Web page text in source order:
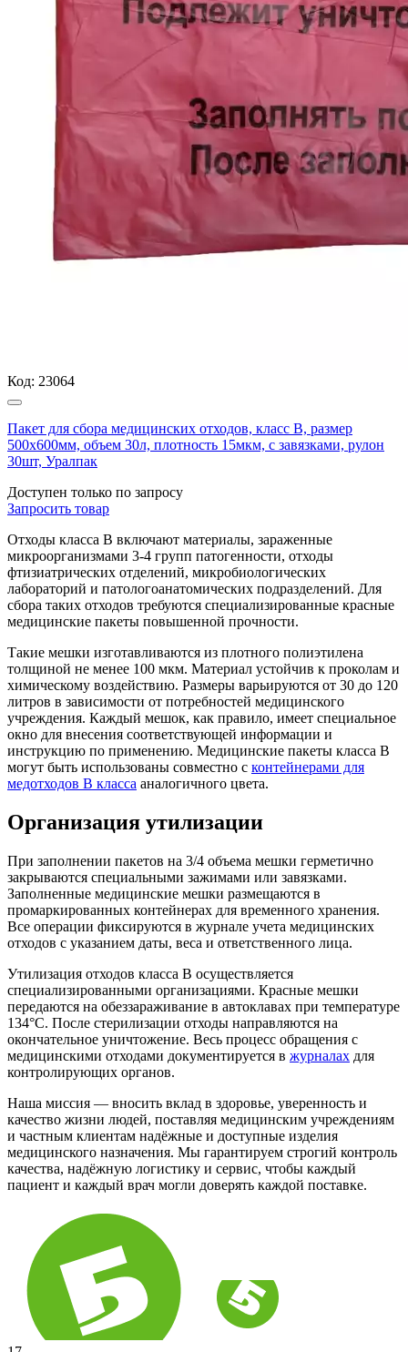
Код: 23064
Пакет для сбора медицинских отходов, класс В, размер
500х600мм, объем 30л, плотность 15мкм, с завязками, рулон
30шт, Уралпак
Доступен только по запросу
Запросить товар
Отходы класса В включают материалы, зараженные
микроорганизмами 3-4 групп патогенности, отходы
фтизиатрических отделений, микробиологических
лабораторий и патологоанатомических подразделений. Для
сбора таких отходов требуются специализированные красные
медицинские пакеты повышенной прочности.
Такие мешки изготавливаются из плотного полиэтилена
толщиной не менее 100 мкм. Материал устойчив к проколам и
химическому воздействию. Размеры варьируются от 30 до 120
литров в зависимости от потребностей медицинского
учреждения. Каждый мешок, как правило, имеет специальное
окно для внесения соответствующей информации и
инструкцию по применению. Медицинские пакеты класса В
могут быть использованы совместно с контейнерами для
медотходов В класса аналогичного цвета.
Организация утилизации
При заполнении пакетов на 3/4 объема мешки герметично
закрываются специальными зажимами или завязками.
Заполненные медицинские мешки размещаются в
промаркированных контейнерах для временного хранения.
Все операции фиксируются в журнале учета медицинских
отходов с указанием даты, веса и ответственного лица.
Утилизация отходов класса В осуществляется
специализированными организациями. Красные мешки
передаются на обеззараживание в автоклавах при температуре
134°C. После стерилизации отходы направляются на
окончательное уничтожение. Весь процесс обращения с
медицинскими отходами документируется в журналах для
контролирующих органов.
Наша миссия — вносить вклад в здоровье, уверенность и
качество жизни людей, поставляя медицинским учреждениям
и частным клиентам надёжные и доступные изделия
медицинского назначения. Мы гарантируем строгий контроль
качества, надёжную логистику и сервис, чтобы каждый
пациент и каждый врач могли доверять каждой поставке.